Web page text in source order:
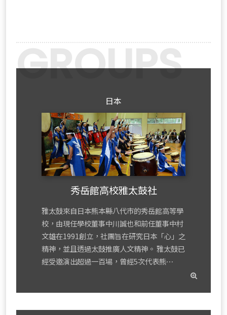
日本
秀岳館高校雅太鼓社
雅太鼓來自日本熊本縣八代市的秀岳館高等學
校，由現任學校董事中川誠也和前任董事中村
文雄在1991創立，社團旨在研究日本「心」之
精神，並且透過太鼓推廣人文精神。 雅太鼓已
經受邀演出超過一百場，曾經5次代表熊⋯